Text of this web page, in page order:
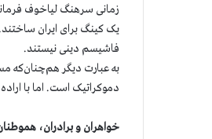
یک کینگ برای ایران
فاشیسم دینی نیستند.
به عبارت دیگر هم‌چنان‌که
دموکراتیک است. اما با
خواهران و برادران،